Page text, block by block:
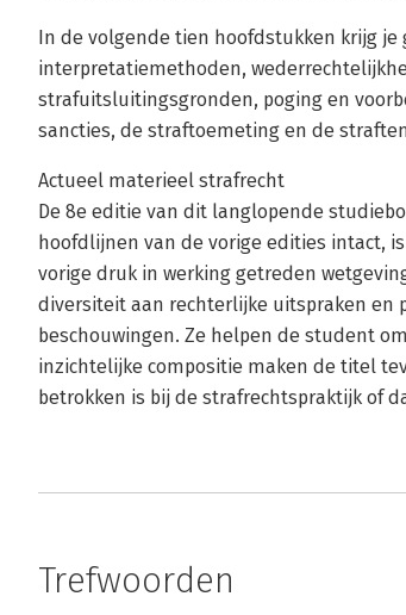
In de volgende tien hoofdstukken krijg
interpretatiemethoden,
strafuitsluitingsgronden, poging en
sancties, de straftoemeting en de
Actueel materieel strafrecht
De 8e editie van dit langlopende
hoofdlijnen van de vorige edities intact,
vorige druk in werking getreden
diversiteit aan rechterlijke uitspraken en
beschouwingen. Ze helpen de student
inzichtelijke compositie maken de titel
betrokken is bij de strafrechtspraktijk of
Trefwoorden